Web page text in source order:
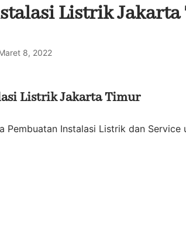
Listrik
8, 2022
Listrik Jakarta Timur
Pembuatan Instalasi Listrik dan